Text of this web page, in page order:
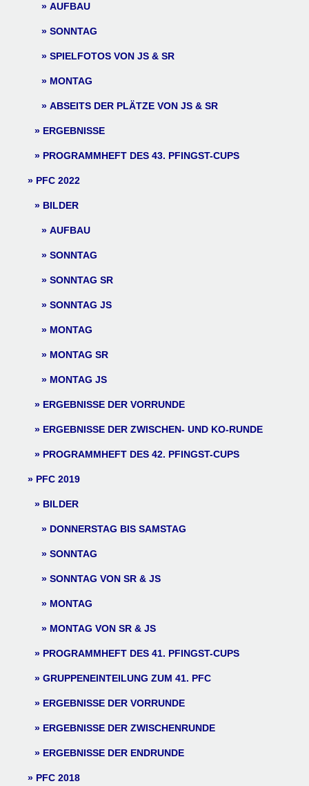
AUFBAU
SONNTAG
SPIELFOTOS VON JS & SR
MONTAG
ABSEITS DER PLÄTZE VON JS & SR
ERGEBNISSE
PROGRAMMHEFT DES 43. PFINGST-CUPS
PFC 2022
BILDER
AUFBAU
SONNTAG
SONNTAG SR
SONNTAG JS
MONTAG
MONTAG SR
MONTAG JS
ERGEBNISSE DER VORRUNDE
ERGEBNISSE DER ZWISCHEN- UND KO-RUNDE
PROGRAMMHEFT DES 42. PFINGST-CUPS
PFC 2019
BILDER
DONNERSTAG BIS SAMSTAG
SONNTAG
SONNTAG VON SR & JS
MONTAG
MONTAG VON SR & JS
PROGRAMMHEFT DES 41. PFINGST-CUPS
GRUPPENEINTEILUNG ZUM 41. PFC
ERGEBNISSE DER VORRUNDE
ERGEBNISSE DER ZWISCHENRUNDE
ERGEBNISSE DER ENDRUNDE
PFC 2018